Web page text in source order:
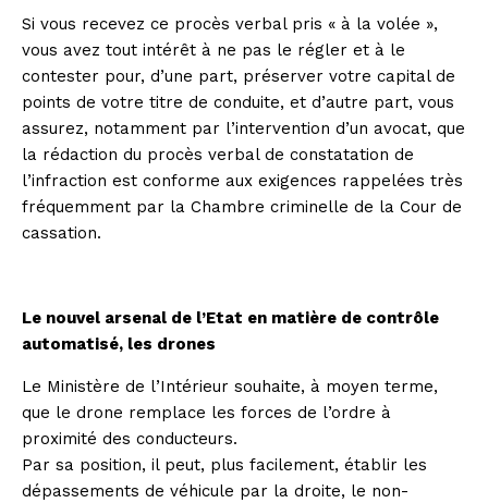
Si vous recevez ce procès verbal pris « à la volée »,
vous avez tout intérêt à ne pas le régler et à le
contester pour, d’une part, préserver votre capital de
points de votre titre de conduite, et d’autre part, vous
assurez, notamment par l’intervention d’un avocat, que
la rédaction du procès verbal de constatation de
l’infraction est conforme aux exigences rappelées très
fréquemment par la Chambre criminelle de la Cour de
cassation.
Le nouvel arsenal de l’Etat en matière de contrôle
automatisé, les drones
Le Ministère de l’Intérieur souhaite, à moyen terme,
que le drone remplace les forces de l’ordre à
proximité des conducteurs.
Par sa position, il peut, plus facilement, établir les
dépassements de véhicule par la droite, le non-